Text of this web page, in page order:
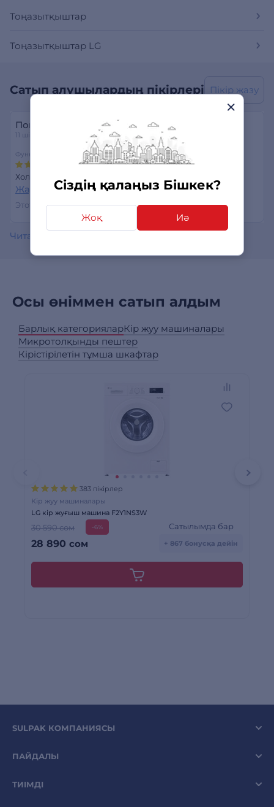
Сіздің қалаңыз Бішкек?
Жоқ Иә
Тоңазытқыштар
Тоңазытқыштар LG
Сатып алушылардың пікірлері Пікір жазу
Покупатель
11 шілде 2026
Функциональность Дизайн Качество хранения
Холодильник просто супер.
Жауап беру
Этот отзыв был полезен? 0 0
Читать все отзывы
Осы өніммен сатып алдым
Барлық категорияларКір жуу машиналары
Микротолқынды пештер
Кірістірілетін тұмша шкафтар
383 пікірлер
Кір жуу машиналары
LG кір жуғыш машина F2Y1NS3W
30 590 сом -6%
28 890 сом
Сатылымда бар
+ 867 бонусқа дейін
SULPAK КОМПАНИЯСЫ
ПАЙДАЛЫ
ТИІМДІ